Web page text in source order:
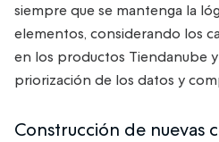
siempre que se mantenga la
elementos, considerando los
en los productos Tiendanube
priorización de los datos y
Construcción de nuevas